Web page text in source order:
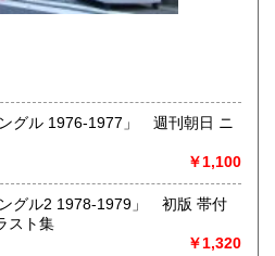
ア、なつかしの本
古漫画などの趣味本は当店にお
べてにわたります。
ンディーズなどの昔の女優・アイ
バム系、イラスト集、
ーム、攻略本・設定資料集
トイ、音楽
ングル 1976-1977」 週刊朝日 ニ
￥1,100
ングル2 1978-1979」 初版 帯付
スト集
￥1,320